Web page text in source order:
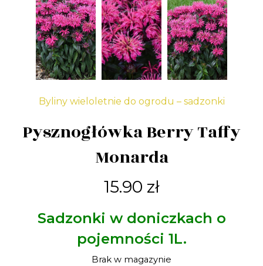
Byliny wieloletnie do ogrodu – sadzonki
Pysznogłówka Berry Taffy
Monarda
15.90 zł
Sadzonki w doniczkach o
pojemności 1L.
Brak w magazynie